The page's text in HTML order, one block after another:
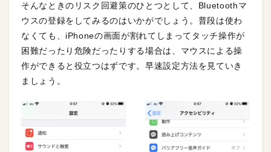
そんなときのリスク回避策のひとつとして、Bluetoothマ
ウスの登録をしてみるのはいかがでしょう。普段は使わ
なくても、iPhoneの画面が割れてしまってタッチ操作が
困難だったり危険だったりする場合は、マウスによる操
作ができると役立つはずです。早速設定方法を見ていき
ましょう。